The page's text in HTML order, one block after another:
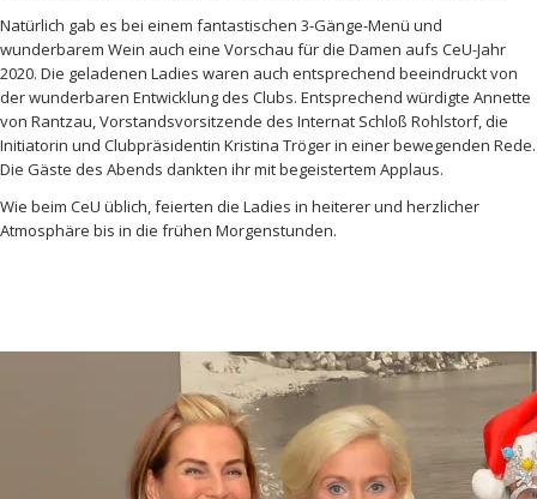
Natürlich gab es bei einem fantastischen 3-Gänge-Menü und
wunderbarem Wein auch eine Vorschau für die Damen aufs CeU-Jahr
2020. Die geladenen Ladies waren auch entsprechend beeindruckt von
der wunderbaren Entwicklung des Clubs. Entsprechend würdigte Annette
von Rantzau, Vorstandsvorsitzende des Internat Schloß Rohlstorf, die
Initiatorin und Clubpräsidentin Kristina Tröger in einer bewegenden Rede.
Die Gäste des Abends dankten ihr mit begeistertem Applaus.
Wie beim CeU üblich, feierten die Ladies in heiterer und herzlicher
Atmosphäre bis in die frühen Morgenstunden.